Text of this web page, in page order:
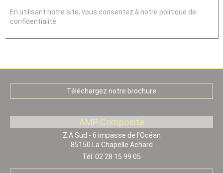
En utilisant notre site, vous consentez à notre politique de
confidentialité
notre
Téléchargez notre brochure
AMP Composite
Z.A Sud - 6 impasse de l'Océan
85150
La Chapelle Achard
Tél. 02 28 15 99 05